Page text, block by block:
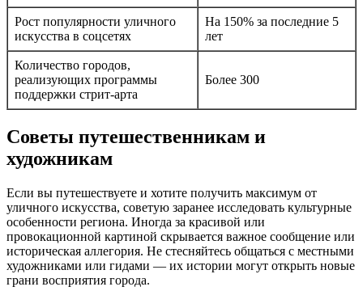
Рост популярности уличного
искусства в соцсетях
На 150% за последние 5
лет
Количество городов,
реализующих программы
поддержки стрит-арта
Более 300
Советы путешественникам и
художникам
Если вы путешествуете и хотите получить максимум от
уличного искусства, советую заранее исследовать культурные
особенности региона. Иногда за красивой или
провокационной картиной скрывается важное сообщение или
историческая аллегория. Не стесняйтесь общаться с местными
художниками или гидами — их истории могут открыть новые
грани восприятия города.